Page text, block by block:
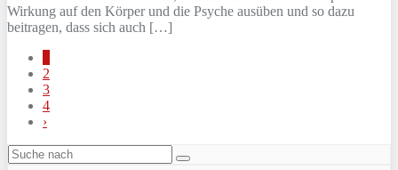
Wirkung auf den Körper und die Psyche ausüben und so dazu
beitragen, dass sich auch […]
2
3
4
›